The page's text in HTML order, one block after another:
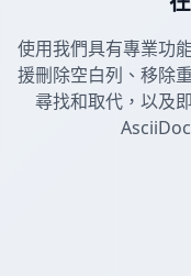
使用我們具有專業功
援刪除空白列、移除
尋找和取代，以及